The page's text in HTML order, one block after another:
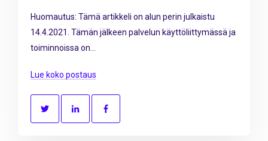
Huomautus: Tämä artikkeli on alun perin julkaistu
14.4.2021. Tämän jälkeen palvelun käyttöliittymässä ja
toiminnoissa on...
Lue koko postaus